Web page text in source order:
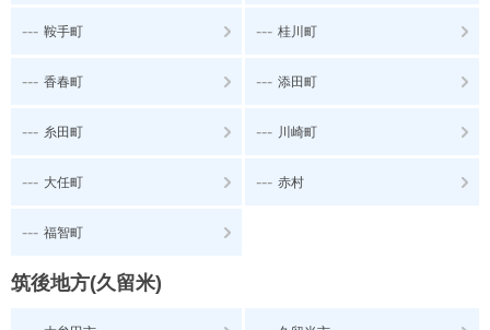
--- 鞍手町 --- 桂川町
--- 香春町 --- 添田町
--- 糸田町 --- 川崎町
--- 大任町 --- 赤村
--- 福智町
筑後地方(久留米)